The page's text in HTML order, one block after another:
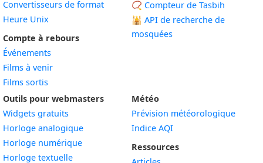
Convertisseurs de format
Heure Unix
Compte à rebours
Événements
Films à venir
Films sortis
📿 Compteur de Tasbih
🕌 API de recherche de
mosquées
Outils pour webmasters
Widgets gratuits
Horloge analogiqueWidget
Horloge numériqueWidget
Horloge textuelleWidget
Météo
Prévision météorologique
Indice AQI
Ressources